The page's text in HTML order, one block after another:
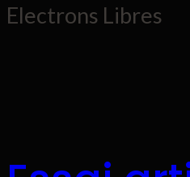
Electrons Libres